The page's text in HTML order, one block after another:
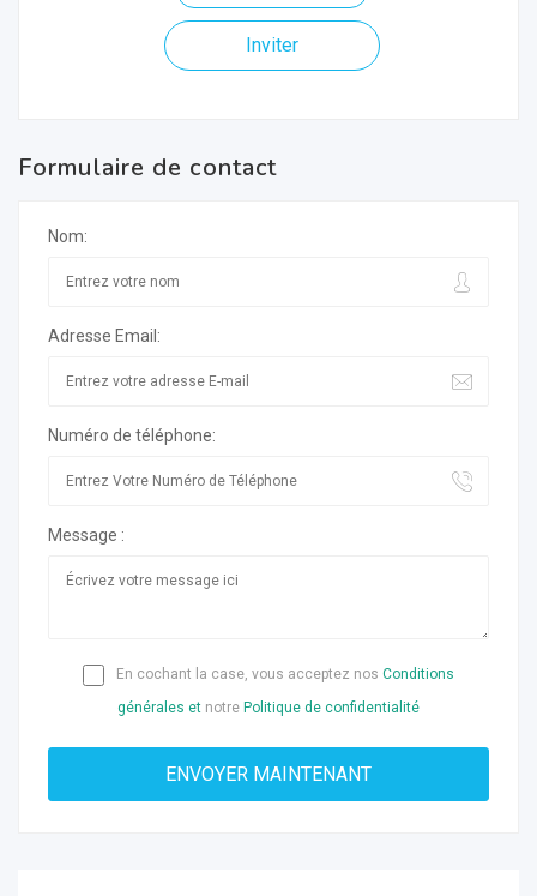
Inviter
Formulaire de contact
Nom:
Adresse Email:
Numéro de téléphone:
Message :
En cochant la case, vous acceptez nos Conditions
générales et notre Politique de confidentialité